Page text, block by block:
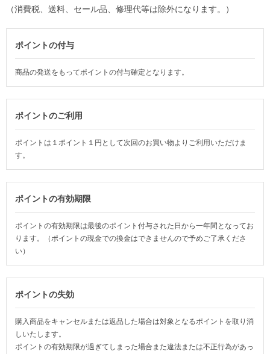
（消費税、送料、セール品、修理代等は除外になります。）
ポイントの付与
商品の発送をもってポイントの付与確定となります。
ポイントのご利用
ポイントは１ポイント１円として次回のお買い物よりご利用いただけま
す。
ポイントの有効期限
ポイントの有効期限は最後のポイント付与された日から一年間となってお
ります。（ポイントの現金での換金はできませんので予めご了承くださ
い）
ポイントの失効
購入商品をキャンセルまたは返品した場合は対象となるポイントを取り消
しいたします。
ポイントの有効期限が過ぎてしまった場合また違法または不正行為があっ